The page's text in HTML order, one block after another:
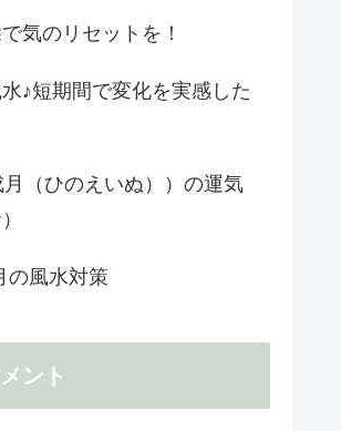
気のリセットを！
♪短期間で変化を実感した
（ひのえいぬ））の運気
の風水対策
ント